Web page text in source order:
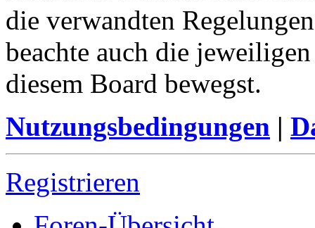
die verwandten
beachte auch die
diesem Board bewegst.
Nutzungsbedingungen |
Registrieren